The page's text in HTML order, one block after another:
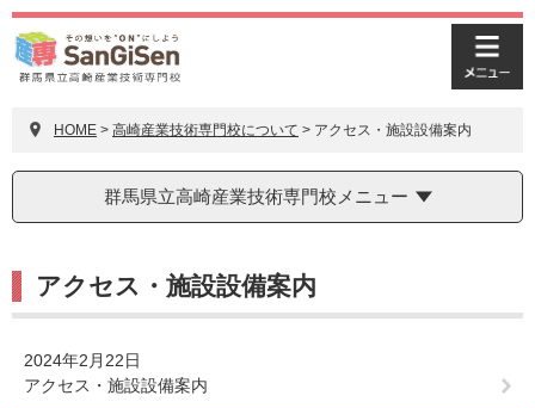
ペ
ー
ジ
で
メ
ニ
ュ
ば
て
文
へ
メ
ニ
ュ
ー
HOME > 高崎産業技術専門校について > アクセス・施設設備案内
群馬県立高崎産業技術専門校メニュー
本
文
アクセス・施設設備案内
2024年2月22日
アクセス・施設設備案内